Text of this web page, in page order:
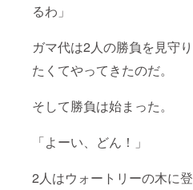
るわ」
ガマ代は2人の勝負を見守り
たくてやってきたのだ。
そして勝負は始まった。
「よーい、どん！」
2人はウォートリーの木に登